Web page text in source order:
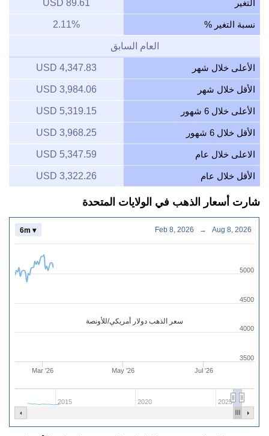
التغير 89.61 USD
نسبة التغير % 2.11%
العام السابق
الأعلى خلال شهر 4,347.83 USD
الأقل خلال شهر 3,984.06 USD
الأعلى خلال 6 شهور 5,319.15 USD
الأقل خلال 6 شهور 3,968.25 USD
الاعلى خلال عام 5,347.59 USD
الأقل خلال عام 3,322.26 USD
شارت أسعار الذهب في الولايات المتحدة
سعر الذهب دولار أمريكي/للأونصة
Mar '26 May '26 Jul '26
2015 2020 2025
4000
4500
5000
3500
6m ▾ Feb 8, 2026 → Aug 8, 2026